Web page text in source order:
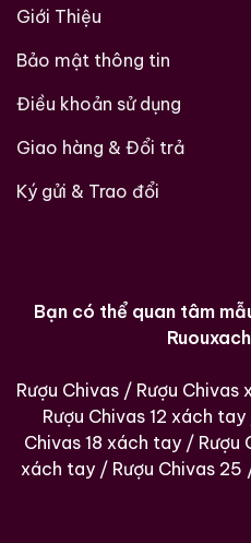
Giới Thiệu
Bảo mật thông tin
Điều khoản sử dụng
Giao hàng & Đổi trả
Ký gửi & Trao đổi
Bạn có thể quan tâm
Rượu Chivas / Rượu Chivas
Rượu Chivas 12 xách tay
Chivas 18 xách tay / Rượu
xách tay / Rượu Chivas 25